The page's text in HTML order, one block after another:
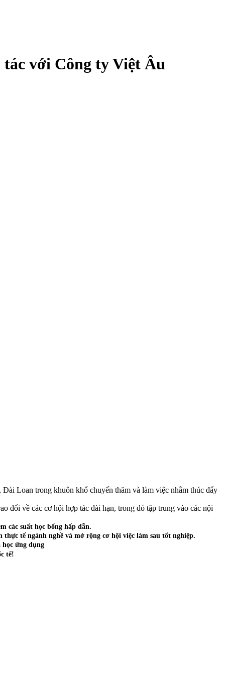
với Công ty Việt Âu
Loan trong khuôn khổ chuyến thăm và làm việc nhằm thúc đẩy
đổi về các cơ hội hợp tác dài hạn, trong đó tập trung vào các nội
các suất học bổng hấp dẫn.
tế ngành nghề và mở rộng cơ hội việc làm sau tốt nghiệp.
ứng dụng
tế!